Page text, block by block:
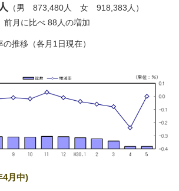
（男 873,480人 女 918,383人）
前月に比べ 88人の増加
推移（各月1日現在）
4月中)